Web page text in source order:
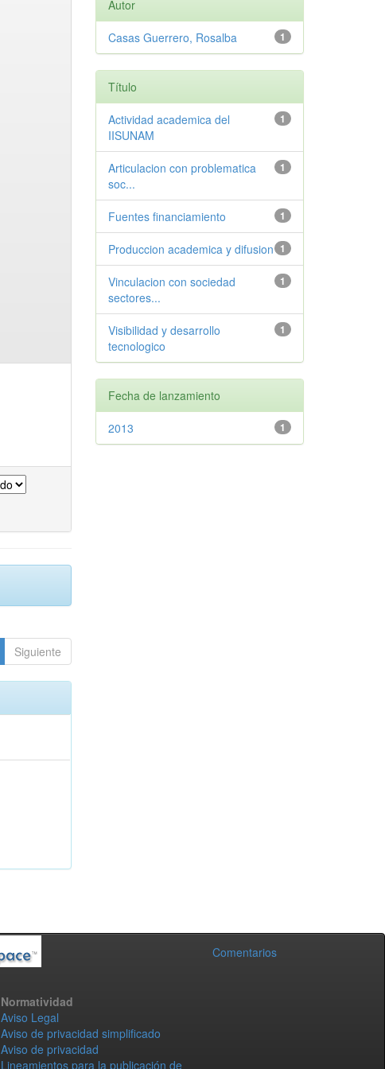
Siguiente
Autor
1
Casas Guerrero, Rosalba
Título
1
Actividad academica del
IISUNAM
1
Articulacion con problematica
soc...
1
Fuentes financiamiento
1
Produccion academica y difusion
1
Vinculacion con sociedad
sectores...
1
Visibilidad y desarrollo
tecnologico
Fecha de lanzamiento
1
2013
Comentarios
Normatividad
Aviso Legal
Aviso de privacidad simplificado
Aviso de privacidad
Lineamientos para la publicación de